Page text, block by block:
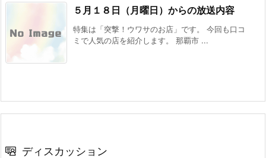
５月１８日（月曜日）からの放送内容
特集は「突撃！ウワサのお店」です。 今回も口コ
ミで人気の店を紹介します。 那覇市 ...
ディスカッション